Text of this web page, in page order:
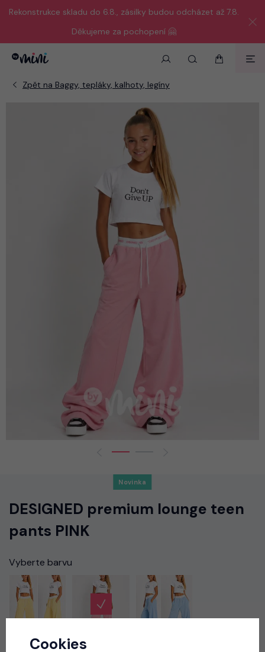
Rekonstrukce skladu do 6.8., zásilky budou odcházet až 7.8.
Děkujeme za pochopení 🤗
Novinka
DESIGNED premium lounge teen
pants PINK
Vyberte barvu
Cookies